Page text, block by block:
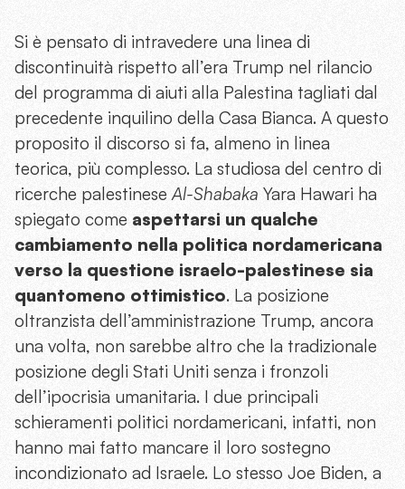
Si è pensato di intravedere una linea di
discontinuità rispetto all’era Trump nel rilancio
del programma di aiuti alla Palestina tagliati dal
precedente inquilino della Casa Bianca. A questo
proposito il discorso si fa, almeno in linea
teorica, più complesso. La studiosa del centro di
ricerche palestineseAl-Shabaka Yara Hawari ha
spiegato come aspettarsi un qualche
cambiamento nella politica nordamericana
verso la questione israelo-palestinese sia
quantomeno ottimistico. La posizione
oltranzista dell’amministrazione Trump, ancora
una volta, non sarebbe altro che la tradizionale
posizione degli Stati Uniti senza i fronzoli
dell’ipocrisia umanitaria. I due principali
schieramenti politici nordamericani, infatti, non
hanno mai fatto mancare il loro sostegno
incondizionato ad Israele. Lo stesso Joe Biden, a